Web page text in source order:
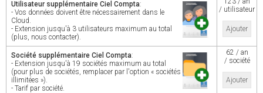
Utilisateur supplémentaire Ciel Compta:
- Vos données doivent être nécessairement dans le
Cloud.
- Extension jusqu'à 3 utilisateurs maximum au total
(plus, nous contacter).
/ utilisateur
Ajouter
Société supplémentaire Ciel Compta:
- Extension jusqu'à 19 sociétés maximum au total
(pour plus de sociétés, remplacer par l'option « sociétés
illimitées »).
- Tarif par société.
62 / an
/ société
Ajouter